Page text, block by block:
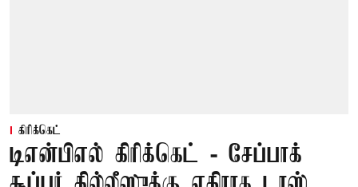
கிரிக்கெட்
டிஎன்பிஎல் கிரிக்கெட் - சேப்பாக்